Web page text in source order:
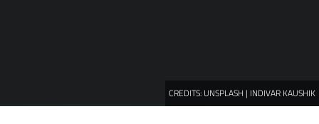
CREDITS: UNSPLASH | INDIVAR KAUSHIK